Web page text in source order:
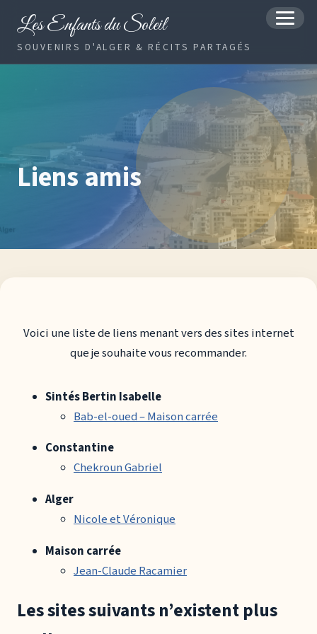
Les Enfants du Soleil
SOUVENIRS D'ALGER & RÉCITS PARTAGÉS
MENU
Liens amis
Voici une liste de liens menant vers des sites internet
que je souhaite vous recommander.
Sintés Bertin Isabelle
Bab-el-oued – Maison carrée
Constantine
Chekroun Gabriel
Alger
Nicole et Véronique
Maison carrée
Jean-Claude Racamier
Les sites suivants n’existent plus